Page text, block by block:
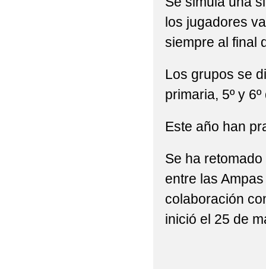
los jugadores
siempre al final
Los grupos se
primaria, 5º y
Este año han
Se ha
entre las
colaboración
inició el 25 de